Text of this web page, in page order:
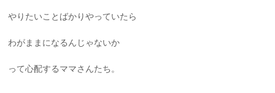
やりたいことばかりやっていたら
わがままになるんじゃないか
って心配するママさんたち。